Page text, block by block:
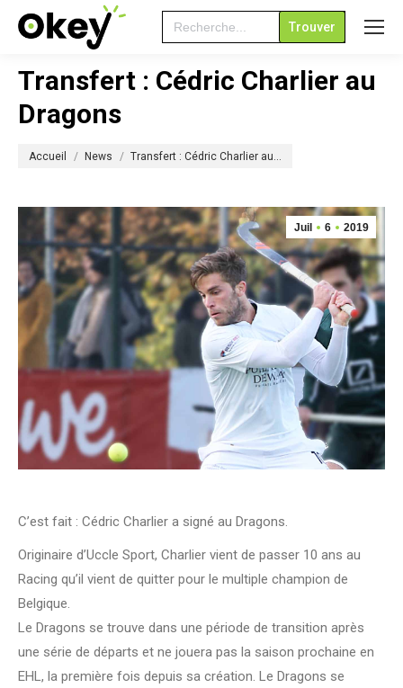
Search
for:
Transfert : Cédric Charlier au
Dragons
Accueil News Transfert : Cédric Charlier au…
Juil 6 2019
C’est fait : Cédric Charlier a signé au Dragons.
Originaire d’Uccle Sport, Charlier vient de passer 10 ans au
Racing qu’il vient de quitter pour le multiple champion de
Belgique.
Le Dragons se trouve dans une période de transition après
une série de départs et ne jouera pas la saison prochaine en
EHL, la première fois depuis sa création. Le Dragons se